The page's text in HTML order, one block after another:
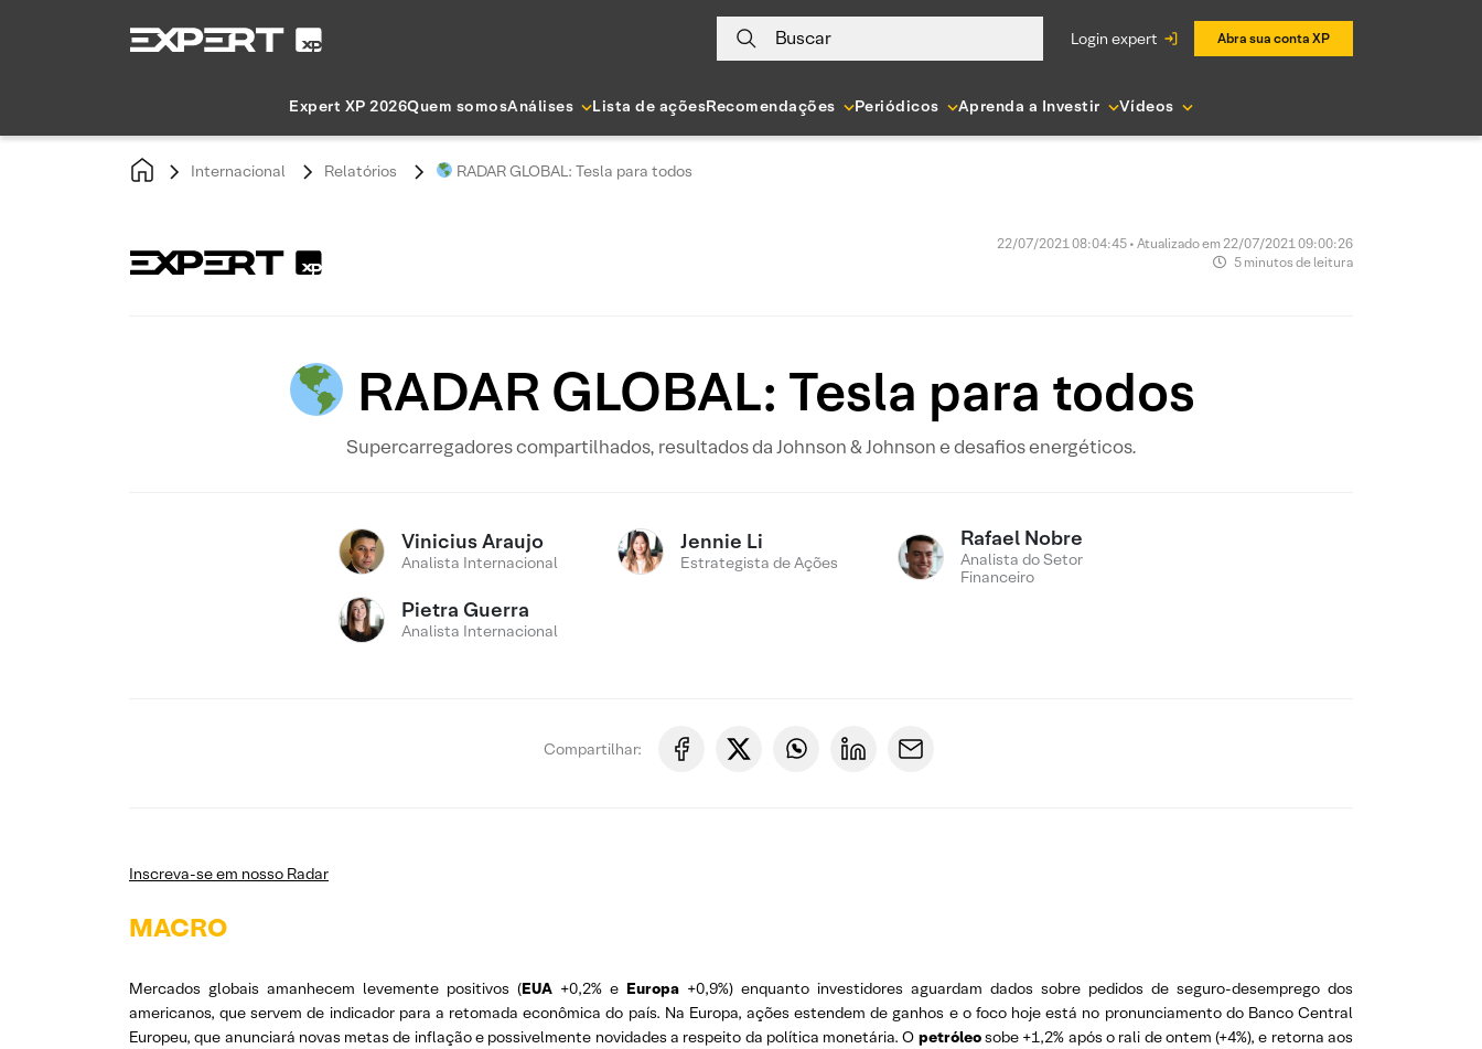
Buscar login expert Abra sua conta XP
Expert XP 2026Quem somosAnálises Lista de açõesRecomendações Periódicos Aprenda a Investir Vídeos
Internacional Relatórios RADAR GLOBAL: Tesla para todos
22/07/2021 08:04:45 • Atualizado em 22/07/2021 09:00:26
5 minutos de leitura
RADAR GLOBAL: Tesla para todos
Supercarregadores compartilhados, resultados da Johnson & Johnson e desafios energéticos.
Vinicius Araujo
Analista Internacional
Jennie Li
Estrategista de Ações
Rafael Nobre
Analista do Setor
Financeiro
Pietra Guerra
Analista Internacional
Compartilhar:
Inscreva-se em nosso Radar
MACRO
Mercados globais amanhecem levemente positivos (EUA +0,2% e Europa +0,9%) enquanto investidores aguardam dados sobre pedidos de seguro-desemprego dos
americanos, que servem de indicador para a retomada econômica do país. Na Europa, ações estendem de ganhos e o foco hoje está no pronunciamento do Banco Central
Europeu, que anunciará novas metas de inflação e possivelmente novidades a respeito da política monetária. O petróleosobe +1,2% após o rali de ontem (+4%), e retorna aos